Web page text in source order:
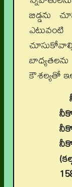
బిడ్డను
కౌశల్యతో